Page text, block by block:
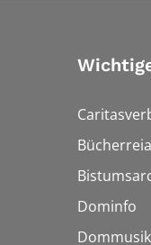
Dominfo
Dommusik